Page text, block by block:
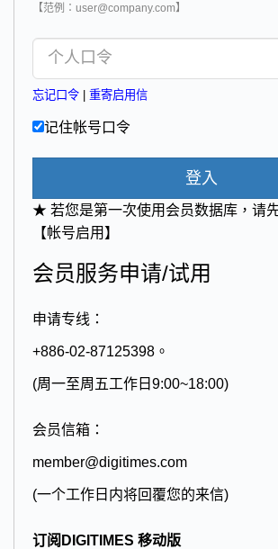
【范例：user@company.com】
忘记口令 重寄启用信
记住帐号口令
登入
★ 若您是第一次使用会员数据库，请
【帐号启用】
会员服务申请/试用
申请专线：
+886-02-87125398。
(周一至周五工作日9:00~18:00)
会员信箱：
member@digitimes.com
(一个工作日内将回覆您的来信)
订阅DIGITIMES 移动版